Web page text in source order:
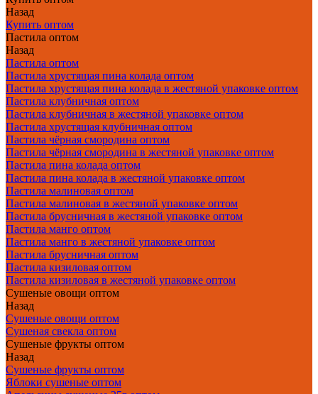
Назад
Купить оптом
Пастила оптом
Назад
Пастила оптом
Пастила хрустящая пина колада оптом
Пастила хрустящая пина колада в жестяной упаковке оптом
Пастила клубничная оптом
Пастила клубничная в жестяной упаковке оптом
Пастила хрустящая клубничная оптом
Пастила чёрная смородина оптом
Пастила чёрная смородина в жестяной упаковке оптом
Пастила пина колада оптом
Пастила пина колада в жестяной упаковке оптом
Пастила малиновая оптом
Пастила малиновая в жестяной упаковке оптом
Пастила брусничная в жестяной упаковке оптом
Пастила манго оптом
Пастила манго в жестяной упаковке оптом
Пастила брусничная оптом
Пастила кизиловая оптом
Пастила кизиловая в жестяной упаковке оптом
Сушеные овощи оптом
Назад
Сушеные овощи оптом
Сушеная свекла оптом
Сушеные фрукты оптом
Назад
Сушеные фрукты оптом
Яблоки сушеные оптом